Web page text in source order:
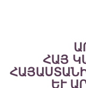
ՀԱՅ
ԵՒ